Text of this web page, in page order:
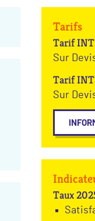
Tarifs
Tarif
Sur
Tarif
Sur
Taux